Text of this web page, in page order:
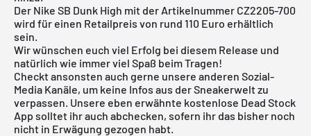
Der Nike SB Dunk High mit der Artikelnummer CZ2205-700
wird für einen Retailpreis von rund 110 Euro erhältlich
sein.
Wir wünschen euch viel Erfolg bei diesem Release und
natürlich wie immer viel Spaß beim Tragen!
Checkt ansonsten auch gerne unsere anderen Sozial-
Media Kanäle, um keine Infos aus der Sneakerwelt zu
verpassen. Unsere eben erwähnte kostenlose Dead Stock
App solltet ihr auch abchecken, sofern ihr das bisher noch
nicht in Erwägung gezogen habt.